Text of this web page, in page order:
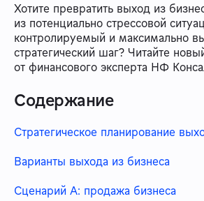
Хотите превратить выход из
из потенциально стрессовой
контролируемый и максимально
стратегический шаг? Читайте
от финансового эксперта НФ
Содержание
Стратегическое планирование
Варианты выхода из бизнеса
Сценарий А: продажа бизнеса